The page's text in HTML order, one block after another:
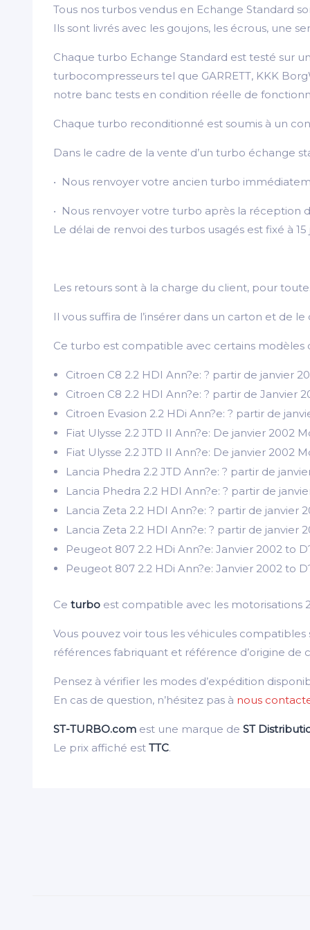
Tous nos turbos vendus en Echange Standard
Ils sont livrés avec les goujons, les écrous, une
Chaque turbo Echange Standard est testé sur
turbocompresseurs tel que GARRETT, KKK
notre banc tests en condition réelle de
Chaque turbo reconditionné est soumis à un
Dans le cadre de la vente d’un turbo échange
• Nous renvoyer votre ancien turbo
• Nous renvoyer votre turbo après la réception
Le délai de renvoi des turbos usagés est fixé à
Les retours sont à la charge du client, pour
Il vous suffira de l’insérer dans un carton et de
Ce turbo est compatible avec certains modèles
Citroen C8 2.2 HDI Ann?e: ? partir de janvier
Citroen C8 2.2 HDI Ann?e: ? partir de Janvier
Citroen Evasion 2.2 HDi Ann?e: ? partir de
Fiat Ulysse 2.2 JTD II Ann?e: De janvier 2002
Fiat Ulysse 2.2 JTD II Ann?e: De janvier 2002
Lancia Phedra 2.2 JTD Ann?e: ? partir de
Lancia Phedra 2.2 HDI Ann?e: ? partir de
Lancia Zeta 2.2 HDI Ann?e: ? partir de janvier
Lancia Zeta 2.2 HDI Ann?e: ? partir de janvier
Peugeot 807 2.2 HDi Ann?e: Janvier 2002 to
Peugeot 807 2.2 HDi Ann?e: Janvier 2002 to
Ce turbo est compatible avec les motorisations
Vous pouvez voir tous les véhicules
références fabriquant et référence d’origine de
Pensez à vérifier les modes d’expédition
En cas de question, n’hésitez pas à nous
ST-TURBO.com est une marque de ST
Le prix affiché est TTC.